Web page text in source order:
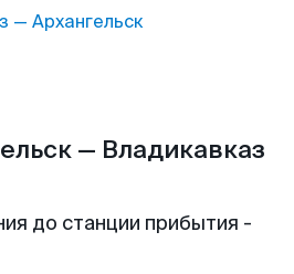
— Архангельск
— Владикавказ
до станции прибытия -